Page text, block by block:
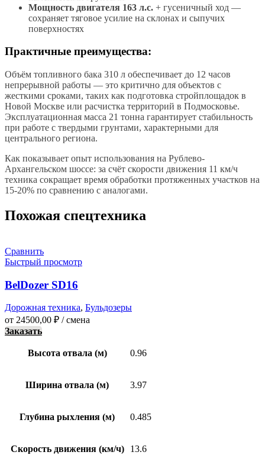
Мощность двигателя 163 л.с. + гусеничный ход —
сохраняет тяговое усилие на склонах и сыпучих
поверхностях
Практичные преимущества:
Объём топливного бака 310 л обеспечивает до 12 часов
непрерывной работы — это критично для объектов с
жесткими сроками, таких как подготовка стройплощадок в
Новой Москве или расчистка территорий в Подмосковье.
Эксплуатационная масса 21 тонна гарантирует стабильность
при работе с твердыми грунтами, характерными для
центрального региона.
Как показывает опыт использования на Рублево-
Архангельском шоссе: за счёт скорости движения 11 км/ч
техника сокращает время обработки протяженных участков на
15-20% по сравнению с аналогами.
Похожая спецтехника
Сравнить
Быстрый просмотр
BelDozer SD16
Дорожная техника, Бульдозеры
от 24500,00 ₽ / смена
Заказать
Высота отвала (м) 0.96
Ширина отвала (м) 3.97
Глубина рыхления (м) 0.485
Скорость движения (км/ч) 13.6